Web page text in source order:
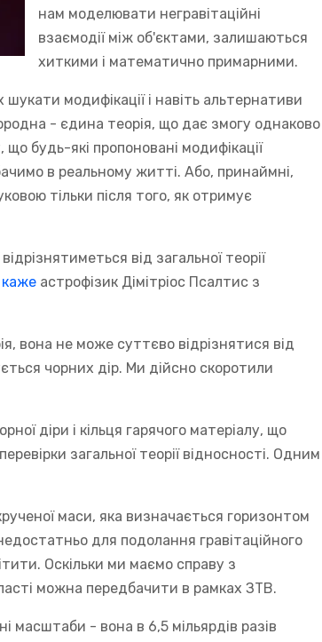
нам моделювати негравітаційні
взаємодії між об'єктами, залишаються
хиткими і математично примарними.
модифікації і навіть альтернативи
- єдина теорія, що дає змогу однаково
будь-які пропоновані модифікації
в реальному житті. Або, принаймні,
тільки після того, як отримує
від загальної теорії
каже астрофізик Дімітріос Псалтис з
вона не може суттєво відрізнятися від
чорних дір. Ми дійсно скоротили
діри і кільця гарячого матеріалу, що
загальної теорії відносності. Одним
маси, яка визначається горизонтом
для подолання гравітаційного
Оскільки ми маємо справу з
можна передбачити в рамках ЗТВ.
масштаби - вона в 6,5 мільярдів разів